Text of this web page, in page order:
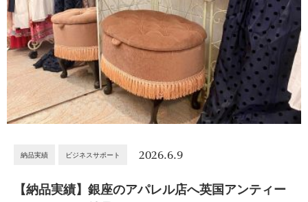
納品実績 ビジネスサポート 2026.6.9
【納品実績】銀座のアパレル店へ英国アンティー